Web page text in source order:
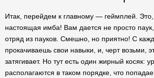
Итак, перейдем к главному — геймплей. Это,
настоящая имба! Вам дается не просто
отряд из пауков. Смешно, но приятно! С
прокачиваешь свои навыки, и, черт возьми,
затягивает. Но тут есть один жирный косяк:
располагаются в таком порядке, что